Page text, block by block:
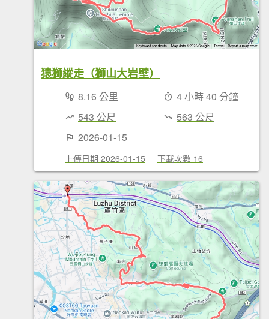
猿獅縱走（獅山大岩壁）
8.16 公里
4 小時 40 分鐘
543 公尺
563 公尺
2026-01-15
上傳日期 2026-01-15 下載次數 16